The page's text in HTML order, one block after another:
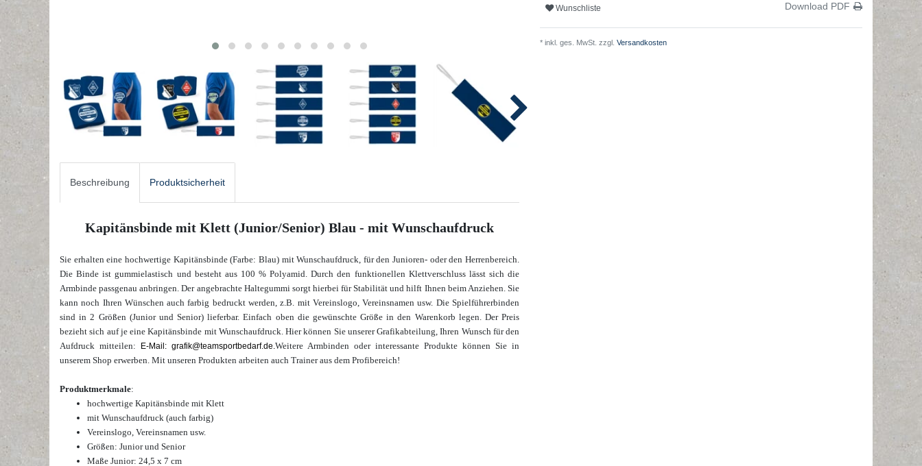
Beschreibung Produktsicherheit
Kapitänsbinde mit Klett (Junior/Senior) Blau - mit Wunschaufdruck
Sie erhalten eine hochwertige Kapitänsbinde (Farbe: Blau) mit Wunschaufdruck, für den Junioren- oder den Herrenbereich.
Die Binde ist gummielastisch und besteht aus 100 % Polyamid. Durch den funktionellen Klettverschluss lässt sich die
Armbinde passgenau anbringen. Der angebrachte Haltegummi sorgt hierbei für Stabilität und hilft Ihnen beim Anziehen. Sie
kann noch Ihren Wünschen auch farbig bedruckt werden, z.B. mit Vereinslogo, Vereinsnamen usw. Die Spielführerbinden
sind in 2 Größen (Junior und Senior) lieferbar.Einfach oben die gewünschte Größe in den Warenkorb legen. Der Preis
bezieht sich auf je eine Kapitänsbinde mit Wunschaufdruck. Hier können Sie unserer Grafikabteilung, Ihren Wunsch für den
Aufdruck mitteilen:
E-Mail: grafik@teamsportbedarf.de.Weitere Armbinden oder interessante Produkte können Sie in
unserem Shop erwerben. Mit unseren Produkten arbeiten auch Trainer aus dem Profibereich!
Produktmerkmale:
hochwertige Kapitänsbinde mit Klett
mit Wunschaufdruck (auch farbig)
Vereinslogo, Vereinsnamen usw.
Größen: Junior und Senior
Maße Junior: 24,5 x 7 cm
Wunschliste Download PDF
* inkl. ges. MwSt. zzgl. Versandkosten